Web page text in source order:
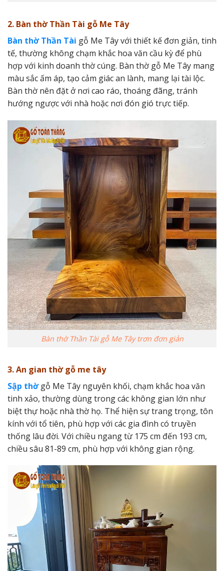
2. Bàn thờ Thần Tài gỗ Me Tây
Bàn thờ Thần Tài gỗ Me Tây với thiết kế đơn giản, tinh
tế, thường không chạm khắc hoa văn cầu kỳ để phù
hợp với kinh doanh thờ cúng. Bàn thờ gỗ Me Tây mang
màu sắc ấm áp, tạo cảm giác an lành, mang lại tài lộc.
Bàn thờ nên đặt ở nơi cao ráo, thoáng đãng, tránh
hướng ngược với nhà hoặc nơi đón gió trực tiếp.
Bàn thờ Thần Tài gỗ Me Tây trơn đơn giản
3. An gian thờ gỗ me tây
Sập thờgỗ Me Tây nguyên khối, chạm khắc hoa văn
tinh xảo, thường dùng trong các không gian lớn như
biệt thự hoặc nhà thờ họ. Thể hiện sự trang trọng, tôn
kính với tổ tiên, phù hợp với các gia đình có truyền
thống lâu đời. Với chiều ngang từ 175 cm đến 193 cm,
chiều sâu 81-89 cm, phù hợp với không gian rộng.